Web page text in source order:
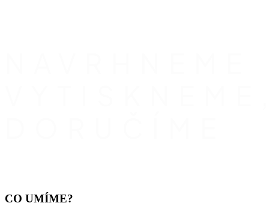
CO UMÍME?